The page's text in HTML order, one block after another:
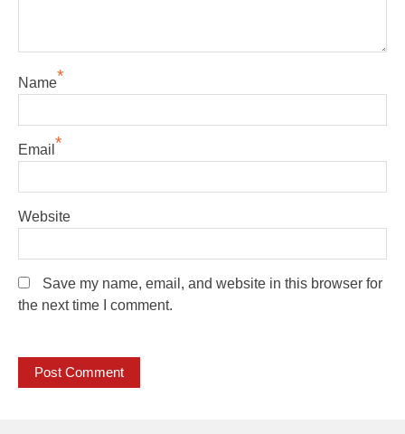
Name*
Email *
Website
Save my name, email, and website in this browser for
the next time I comment.